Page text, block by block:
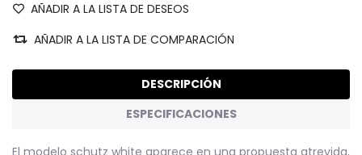
AÑADIR A LA LISTA DE DESEOS
AÑADIR A LA LISTA DE COMPARACIÓN
DESCRIPCIÓN
ESPECIFICACIONES
El modelo schutz white aparece en una propuesta atrevida,